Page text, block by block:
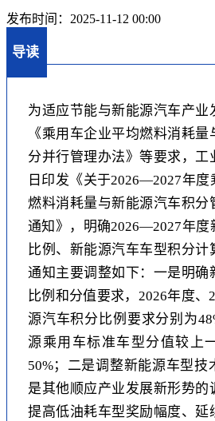
发布时间：2025-11-12 00:00
导读
为适应节能与新能源汽车产业
《乘用车企业平均燃料消耗
分并行管理办法》等要求，工
日印发《关于2026—2027年度
燃料消耗量与新能源汽车积分
通知》，明确2026—2027年度
比例、新能源汽车车型积分计
通知主要调整如下：一是明确
比例和分值要求，2026年度、
源汽车积分比例要求分别为
源乘用车标准车型分值较上
50%；二是调整新能源车型技
是其他顺应产业发展新形势的
提高低油耗车型奖励幅度、延